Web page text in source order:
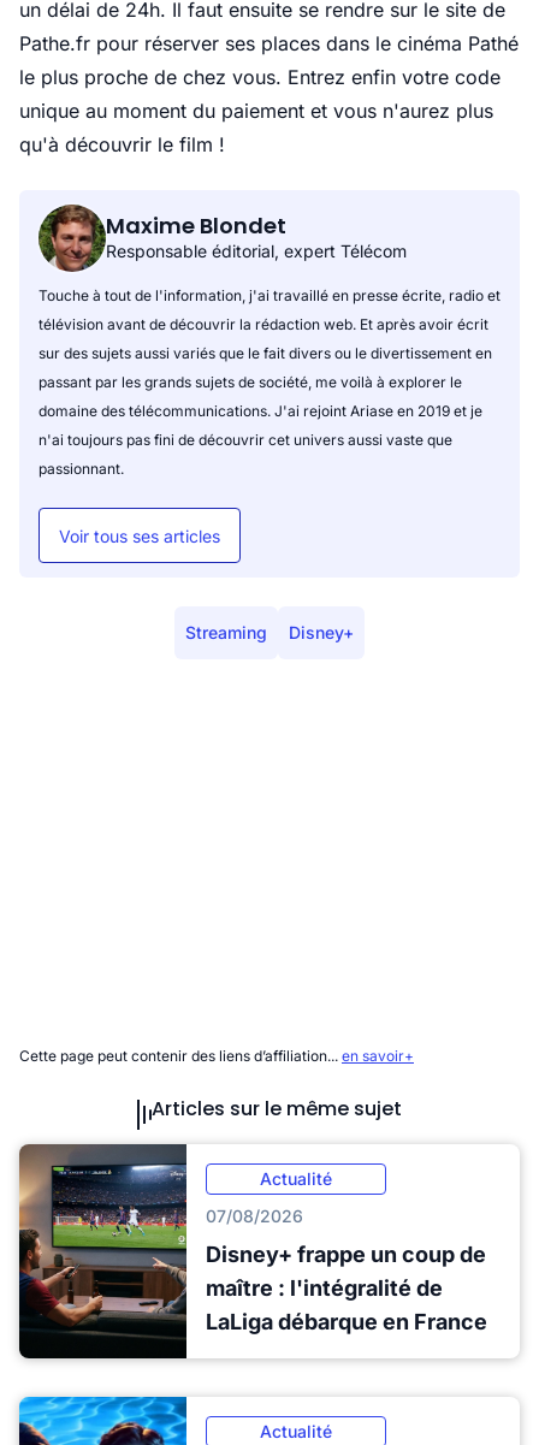
un délai de 24h. Il faut ensuite se rendre sur le site de
Pathe.fr pour réserver ses places dans le cinéma Pathé
le plus proche de chez vous. Entrez enfin votre code
unique au moment du paiement et vous n'aurez plus
qu'à découvrir le film !
Maxime Blondet
Responsable éditorial, expert Télécom
Touche à tout de l'information, j'ai travaillé en presse écrite, radio et
télévision avant de découvrir la rédaction web. Et après avoir écrit
sur des sujets aussi variés que le fait divers ou le divertissement en
passant par les grands sujets de société, me voilà à explorer le
domaine des télécommunications. J'ai rejoint Ariase en 2019 et je
n'ai toujours pas fini de découvrir cet univers aussi vaste que
passionnant.
Voir tous ses articles
Streaming Disney+
Cette page peut contenir des liens d’affiliation... en savoir+
Articles sur le même sujet
Actualité
07/08/2026
Disney+ frappe un coup de
maître : l'intégralité de
LaLiga débarque en France
Actualité